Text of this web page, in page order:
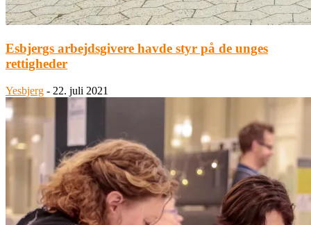
Esbjergs arbejdsgivere havde styr på de unges
rettigheder
Yesbjerg - 22. juli 2021